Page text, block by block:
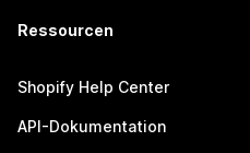
Ressourcen
Shopify Help Center
API-Dokumentation